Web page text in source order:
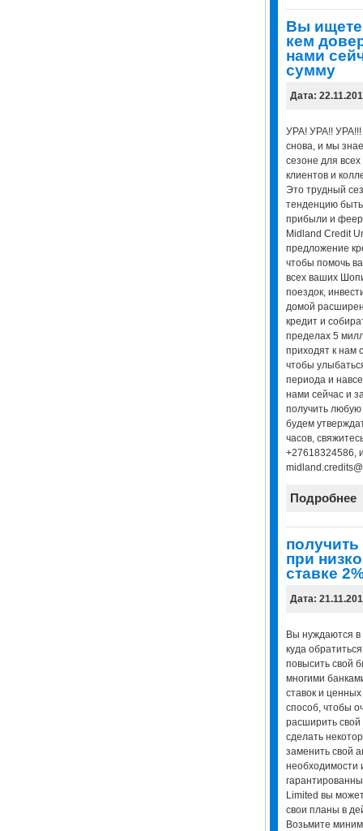
Вы ищете
кем
нами
сумму
Дата:
УРА! УРА!!
снова, и мы
сезоне для
клиентов и
Это трудный
тенденцию
прибыли и
Midland Credit
предложение
чтобы помочь
всех ваших
поездок,
домой
кредит и
пределах 5
приходят к нам
чтобы
периода и
нами сейчас и
получить
будем
часов,
+27618324586,
Подробнее
получить
при
ставке
Дата:
Вы нуждаются в
куда
повысить свой
многими
ставок и
способ, чтобы
расширить свой
сделать
заменить свой
необходимости
Limited вы
свои планы в
Возьмите